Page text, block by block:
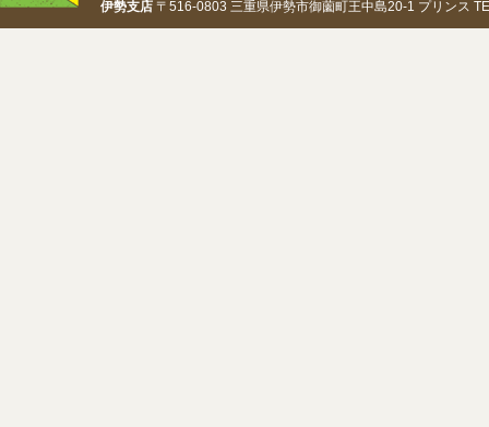
伊勢支店 〒516-0803 三重県伊勢市御薗町王中島20-1 プリンス